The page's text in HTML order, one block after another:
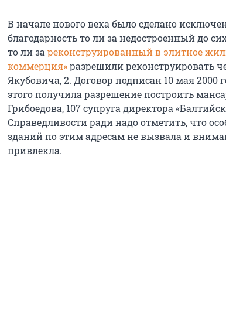
В начале нового века было сделано
благодарность то ли за недостроенный до
то ли за реконструированный в элитное
коммерция»разрешили реконструировать
Якубовича, 2. Договор подписан 10 мая 2000
этого получила разрешение построить
Грибоедова, 107 супруга директора
Справедливости ради надо отметить, что
зданий по этим адресам не вызвала и
привлекла.